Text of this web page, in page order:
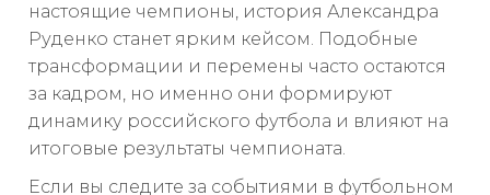
настоящие чемпионы, история Александра
Руденко станет ярким кейсом. Подобные
трансформации и перемены часто остаются
за кадром, но именно они формируют
динамику российского футбола и влияют на
итоговые результаты чемпионата.
Если вы следите за событиями в футбольном